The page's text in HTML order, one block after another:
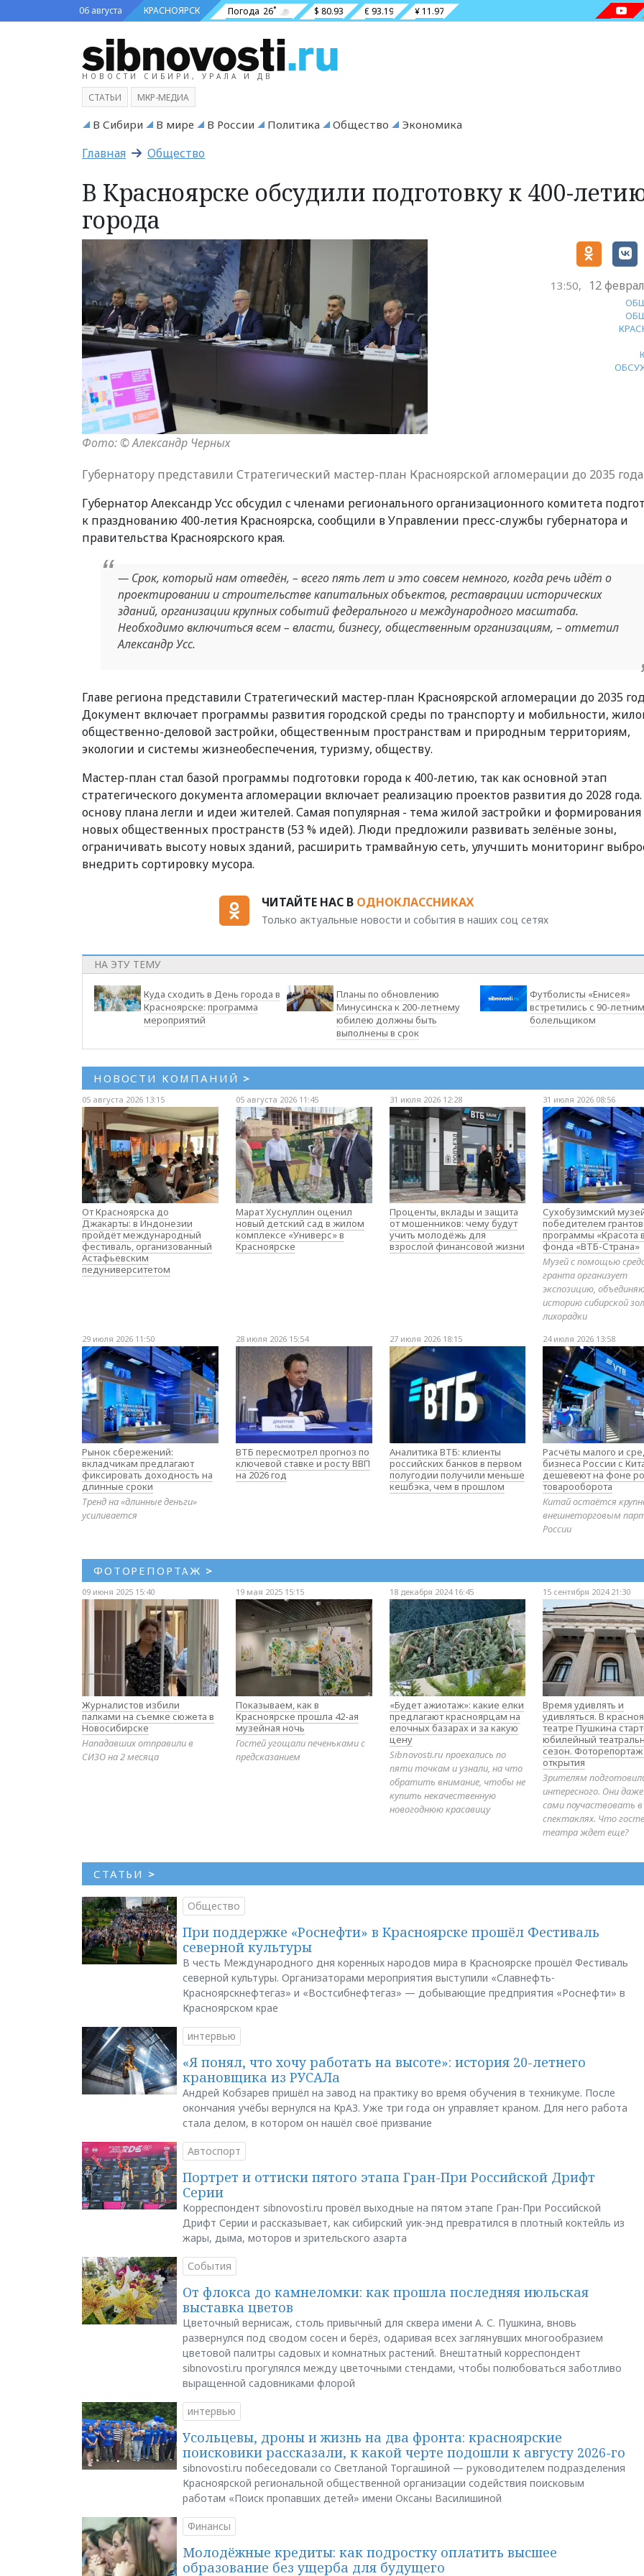
06 августа КРАСНОЯРСК Погода 26˚ $ 80.93 € 93.19 ¥ 11.97
НОВОСТИ СИБИРИ, УРАЛА И ДВ
СТАТЬИ МКР-МЕДИА
В Сибири В мире В России Политика Общество Экономика
Главная Общество
В Красноярске обсудили подготовку к 400-
города
Фото: © Александр Черных
13:50, 12
Губернатору представили Стратегический мастер-план Красноярской агломерации до 2035 года
Губернатор Александр Усс обсудил с членами регионального организационного комитета
к празднованию 400-летия Красноярска, сообщили в Управлении пресс-службы губернатора и
правительства Красноярского края.
— Срок, который нам отведён, – всего пять лет и это совсем немного, когда речь идёт о
проектировании и строительстве капитальных объектов, реставрации исторических
зданий, организации крупных событий федерального и международного масштаба.
Необходимо включиться всем – власти, бизнесу, общественным организациям, – отметил
Александр Усс.
Главе региона представили Стратегический мастер-план Красноярской агломерации до 2035
Документ включает программы развития городской среды по транспорту и мобильности,
общественно-деловой застройки, общественным пространствам и природным территориям,
экологии и системы жизнеобеспечения, туризму, обществу.
Мастер-план стал базой программы подготовки города к 400-летию, так как основной этап
стратегического документа агломерации включает реализацию проектов развития до 2028
основу плана легли и идеи жителей. Самая популярная - тема жилой застройки и формирования
новых общественных пространств (53 % идей). Люди предложили развивать зелёные зоны,
ограничивать высоту новых зданий, расширить трамвайную сеть, улучшить мониторинг
внедрить сортировку мусора.
ЧИТАЙТЕ НАС В ОДНОКЛАССНИКАХ
Только актуальные новости и события в наших соц сетях
НА ЭТУ ТЕМУ
Куда сходить в День города в
Красноярске: программа
мероприятий
Планы по обновлению
Минусинска к 200-летнему
юбилею должны быть
выполнены в срок
Футболисты «Енисея»
встретились с 90-летним
болельщиком
НОВОСТИ КОМПАНИЙ >
05 августа 2026 13:15
От Красноярска до
Джакарты: в Индонезии
пройдёт международный
фестиваль, организованный
Астафьевским
педуниверситетом
05 августа 2026 11:45
Марат Хуснуллин оценил
новый детский сад в жилом
комплексе «Универс» в
Красноярске
31 июля 2026 12:28
Проценты, вклады и защита
от мошенников: чему будут
учить молодёжь для
взрослой финансовой жизни
31 июля 2026 08:56
Сухобузимский
победителем
программы «Красота
фонда «ВТБ-Страна»
Музей с помощью
гранта организует
экспозицию,
историю сибирской
лихорадки
29 июля 2026 11:50
Рынок сбережений:
вкладчикам предлагают
фиксировать доходность на
длинные сроки
Тренд на «длинные деньги»
усиливается
28 июля 2026 15:54
ВТБ пересмотрел прогноз по
ключевой ставке и росту ВВП
на 2026 год
27 июля 2026 18:15
Аналитика ВТБ: клиенты
российских банков в первом
полугодии получили меньше
кешбэка, чем в прошлом
24 июля 2026 13:58
Расчёты малого и
бизнеса России с
дешевеют на фоне
товарооборота
Китай остаётся
внешнеторговым
России
ФОТОРЕПОРТАЖ >
09 июня 2025 15:40
Журналистов избили
палками на съемке сюжета в
Новосибирске
Нападавших отправили в
СИЗО на 2 месяца
19 мая 2025 15:15
Показываем, как в
Красноярске прошла 42-ая
музейная ночь
Гостей угощали печеньками с
предсказанием
18 декабря 2024 16:45
«Будет ажиотаж»: какие елки
предлагают красноярцам на
елочных базарах и за какую
цену
Sibnovosti.ru проехались по
пяти точкам и узнали, на что
обратить внимание, чтобы не
купить некачественную
новогоднюю красавицу
15 сентября 2024 21:30
Время удивлять и
удивляться. В
театре Пушкина
юбилейный
сезон. Фоторепортаж
открытия
Зрителям
интересного. Они
сами поучаствовать в
спектаклях. Что
театра ждет еще?
СТАТЬИ >
Общество
При поддержке «Роснефти» в Красноярске прошёл Фестиваль
северной культуры
В честь Международного дня коренных народов мира в Красноярске прошёл Фестиваль
северной культуры. Организаторами мероприятия выступили «Славнефть-
Красноярскнефтегаз» и «Востсибнефтегаз» — добывающие предприятия «Роснефти» в
Красноярском крае
интервью
«Я понял, что хочу работать на высоте»: история 20-летнего
крановщика из РУСАЛа
Андрей Кобзарев пришёл на завод на практику во время обучения в техникуме. После
окончания учёбы вернулся на КрАЗ. Уже три года он управляет краном. Для него работа
стала делом, в котором он нашёл своё призвание
Автоспорт
Портрет и оттиски пятого этапа Гран-При Российской Дрифт
Серии
Корреспондент sibnovosti.ru провёл выходные на пятом этапе Гран-При Российской
Дрифт Серии и рассказывает, как сибирский уик-энд превратился в плотный коктейль из
жары, дыма, моторов и зрительского азарта
События
От флокса до камнеломки: как прошла последняя июльская
выставка цветов
Цветочный вернисаж, столь привычный для сквера имени А. С. Пушкина, вновь
развернулся под сводом сосен и берёз, одаривая всех заглянувших многообразием
цветовой палитры садовых и комнатных растений. Внештатный корреспондент
sibnovosti.ru прогулялся между цветочными стендами, чтобы полюбоваться заботливо
выращенной садовниками флорой
интервью
Усольцевы, дроны и жизнь на два фронта: красноярские
поисковики рассказали, к какой черте подошли к августу 2026-го
sibnovosti.ru побеседовали со Светланой Торгашиной — руководителем подразделения
Красноярской региональной общественной организации содействия поисковым
работам «Поиск пропавших детей» имени Оксаны Василишиной
Финансы
Молодёжные кредиты: как подростку оплатить высшее
образование без ущерба для будущего